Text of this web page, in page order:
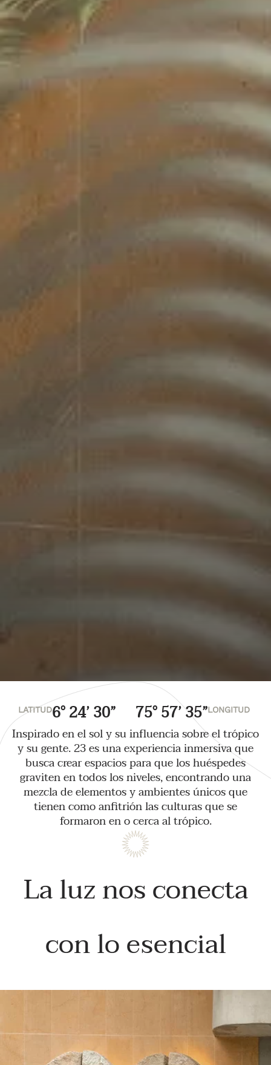
LATITUD6° 24’ 30” 75° 57’ 35”LONGITUD
Inspirado en el sol y su influencia sobre el trópico
y su gente. 23 es una experiencia inmersiva que
busca crear espacios para que los huéspedes
graviten en todos los niveles, encontrando una
mezcla de elementos y ambientes únicos que
tienen como anfitrión las culturas que se
formaron en o cerca al trópico.
La luz nos conecta
con lo esencial